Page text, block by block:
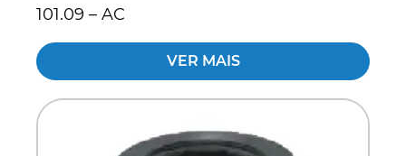
101.09 – AC
VER MAIS